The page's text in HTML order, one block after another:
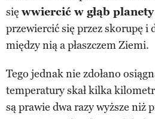
się wwiercić w głąb
przewiercić się przez skorupę i
między nią a płaszczem Ziemi.
Tego jednak nie zdołano
temperatury skał kilka
są prawie dwa razy wyższe niż